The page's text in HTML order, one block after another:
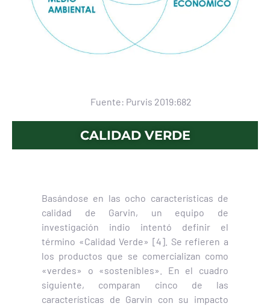
Fuente: Purvis 2019:682
CALIDAD VERDE
Basándose en las ocho características de
calidad de Garvin, un equipo de
investigación indio intentó definir el
término «Calidad Verde» [4]. Se refieren a
los productos que se comercializan como
«verdes» o «sostenibles». En el cuadro
siguiente, comparan cinco de las
características de Garvin con su impacto